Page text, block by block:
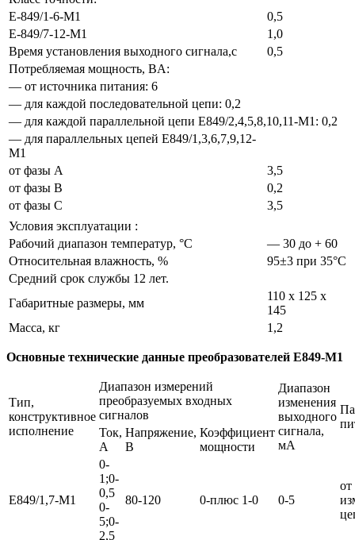
Е-849/1-6-М1
0,5
Е-849/7-12-М1
1,0
Время установления выходного сигнала,c
0,5
Потребляемая мощность, BA:
— от источника питания: 6
— для каждой последовательной цепи: 0,2
— для каждой параллельной цепи Е849/2,4,5,8,10,11-М1: 0,2
— для параллельных цепей Е849/1,3,6,7,9,12-
М1
от фазы А
3,5
от фазы В
0,2
от фазы С
3,5
Условия эксплуатации :
Рабочий диапазон температур, °С
— 30 до + 60
Относительная влажность, %
95±3 при 35°С
Средний срок службы 12 лет.
Габаритные размеры, мм
110 х 125 х
145
Масса, кг
1,2
Основные технические данные преобразователей Е849-М1
Тип,
конструктивное
исполнение
Диапазон измерений
преобразуемых входных
сигналов
Диапазон
изменения
выходного
сигнала,
мА
Ток,
А
Напряжение,
В
Коэффициент
мощности
Е849/1,7-М1
0-
1;0-
0,5
0-
5;0-
2,5
80-120 0-плюс 1-0 0-5
от